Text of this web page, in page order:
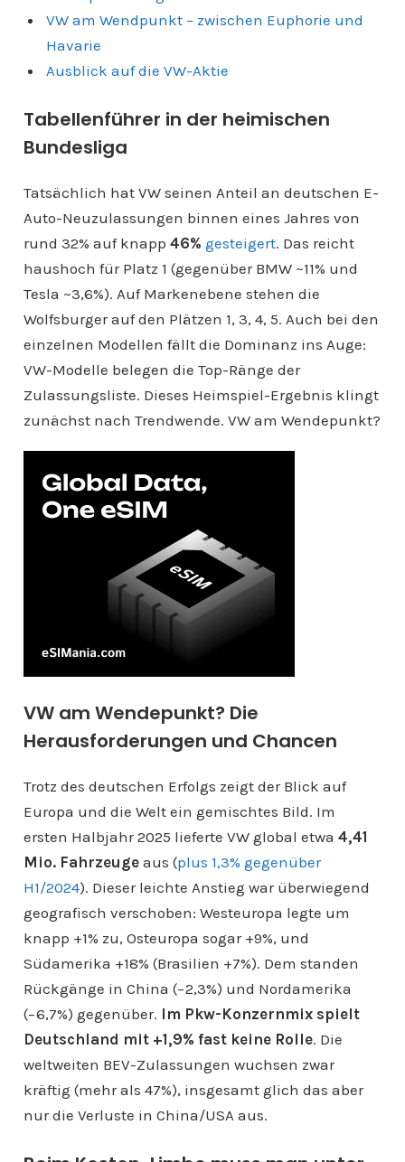
VW am Wendpunkt – zwischen Euphorie und
Havarie
Ausblick auf die VW-Aktie
Tabellenführer in der heimischen
Bundesliga
Tatsächlich hat VW seinen Anteil an deutschen E-
Auto-Neuzulassungen binnen eines Jahres von
rund 32% auf knapp 46% gesteigert. Das reicht
haushoch für Platz 1 (gegenüber BMW ~11% und
Tesla ~3,6%). Auf Markenebene stehen die
Wolfsburger auf den Plätzen 1, 3, 4, 5. Auch bei den
einzelnen Modellen fällt die Dominanz ins Auge:
VW-Modelle belegen die Top-Ränge der
Zulassungsliste. Dieses Heimspiel-Ergebnis klingt
zunächst nach Trendwende. VW am Wendepunkt?
VW am Wendepunkt? Die
Herausforderungen und Chancen
Trotz des deutschen Erfolgs zeigt der Blick auf
Europa und die Welt ein gemischtes Bild. Im
ersten Halbjahr 2025 lieferte VW global etwa 4,41
Mio. Fahrzeugeaus (plus 1,3% gegenüber
H1/2024). Dieser leichte Anstieg war überwiegend
geografisch verschoben: Westeuropa legte um
knapp +1% zu, Osteuropa sogar +9%, und
Südamerika +18% (Brasilien +7%). Dem standen
Rückgänge in China (−2,3%) und Nordamerika
(−6,7%) gegenüber. Im Pkw-Konzernmix spielt
Deutschland mit +1,9% fast keine Rolle. Die
weltweiten BEV-Zulassungen wuchsen zwar
kräftig (mehr als 47%), insgesamt glich das aber
nur die Verluste in China/USA aus.